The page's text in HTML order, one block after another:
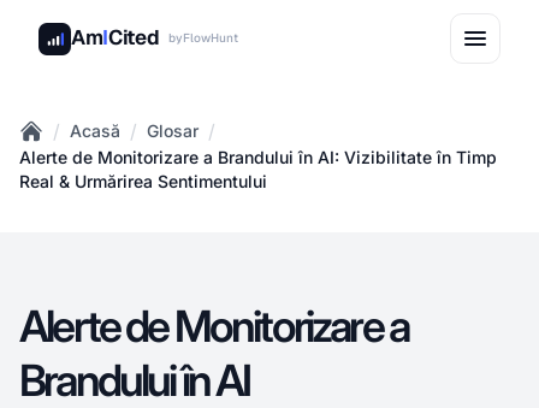
AmICited byFlowHunt
Home
/ Acasă / Glosar /
Alerte de Monitorizare a Brandului în AI: Vizibilitate în Timp
Real & Urmărirea Sentimentului
Alerte de Monitorizare a
Brandului în AI